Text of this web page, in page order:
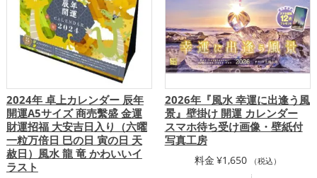
2024年 卓上カレンダー 辰年
開運A5サイズ 商売繫盛 金運
財運招福 大安吉日入り（六曜
一粒万倍日 巳の日 寅の日 天
赦日）風水 龍 竜 かわいいイ
ラスト
2026年『風水 幸運に出逢う風
景』壁掛け 開運 カレンダー
スマホ待ち受け画像・壁紙付
写真工房
料金 ¥1,650 （税込）